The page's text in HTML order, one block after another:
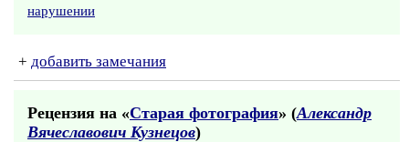
нарушении
+ добавить замечания
Рецензия на «Старая фотография» (Александр
Вячеславович Кузнецов)